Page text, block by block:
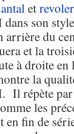
et
son
arrière du
et la
à droite en
la
Il répète
les
en fin de